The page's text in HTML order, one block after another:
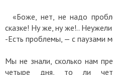
«Боже, нет, не надо
сказке! Ну же, ну же!..
-Есть проблемы, — с паузами
Мы не знали, сколько нам
четыре дня, то ли